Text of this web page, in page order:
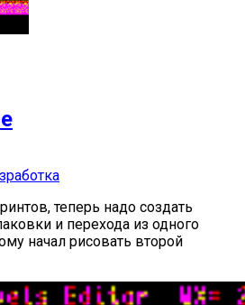
теперь надо создать
и перехода из одного
начал рисовать второй